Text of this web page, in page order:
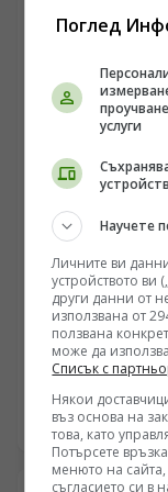
БЪЛГАРИЯ
Симеон
Европа без
пътя си
/Поглед.инфо/
Симеон
бъдещето на
енергийна и
България в
в нов
05.08.2026 18:00
Поглед
услуги
Научете
Личните ви
устройството ви
други данни от
използвана от
ползвана
може да
Списък с
Някои
въз основа на
това, като
Потърсете
менюто на сайта,
съгласието си в